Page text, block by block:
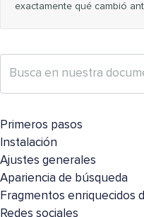
exactamente qué cambió
Primeros pasos
Instalación
Ajustes generales
Apariencia de búsqueda
Fragmentos enriquecidos
Redes sociales